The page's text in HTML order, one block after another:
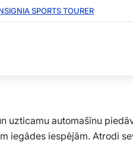
SPORTS TOURER
uzticamu automašīnu
iegādes iespējām. Atrodi